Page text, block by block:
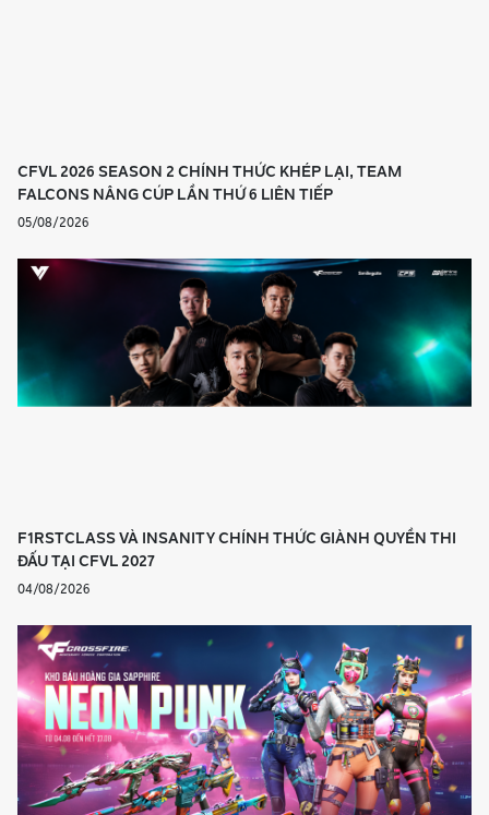
CFVL 2026 SEASON 2 CHÍNH THỨC KHÉP LẠI, TEAM
FALCONS NÂNG CÚP LẦN THỨ 6 LIÊN TIẾP
05/08/2026
F1RSTCLASS VÀ INSANITY CHÍNH THỨC GIÀNH QUYỀN THI
ĐẤU TẠI CFVL 2027
04/08/2026